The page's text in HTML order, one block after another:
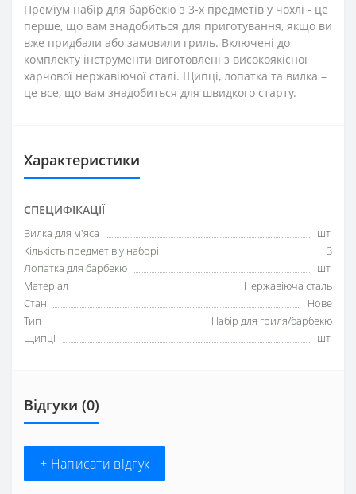
Преміум набір для барбекю з 3-х предметів у чохлі - це
перше, що вам знадобиться для приготування, якщо ви
вже придбали або замовили гриль. Включені до
комплекту інструменти виготовлені з високоякісної
харчової нержавіючої сталі. Щипці, лопатка та вилка –
це все, що вам знадобиться для швидкого старту.
Характеристики
СПЕЦИФІКАЦІЇ
Вилка для м'яса
шт.
Кількість предметів у наборі
3
Лопатка для барбекю
шт.
Матеріал
Нержавіюча сталь
Стан
Нове
Тип
Набір для гриля/барбекю
Щипці
шт.
Відгуки (0)
+ Написати відгук